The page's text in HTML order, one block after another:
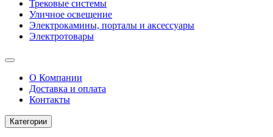
Трековые системы
Уличное освещение
Электрокамины, порталы и аксессуары
Электротовары
О Компании
Доставка и оплата
Контакты
Категории